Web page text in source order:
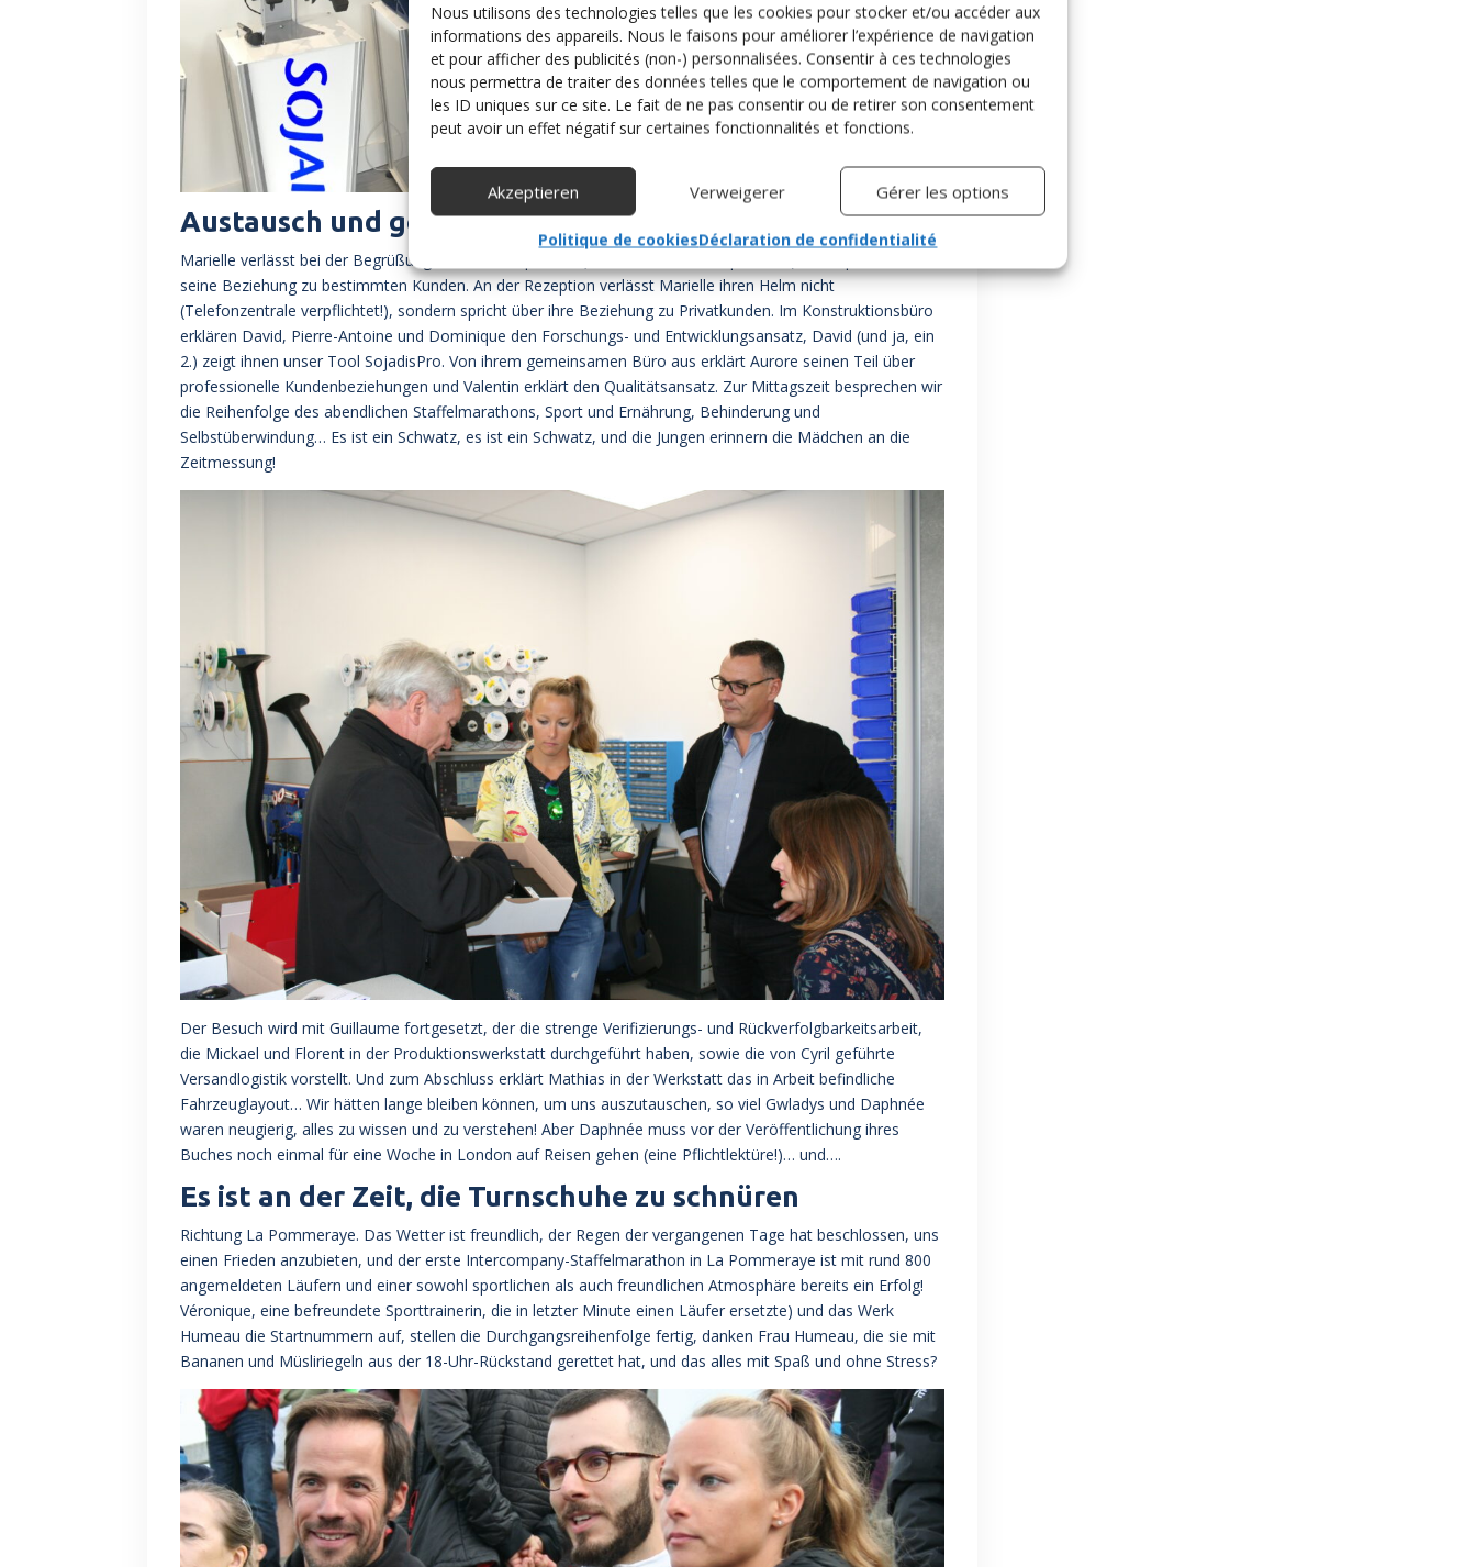
Nous utilisons des technologies telles que les cookies pour stocker et/ou accéder aux
informations des appareils. Nous le faisons pour améliorer l’expérience de navigation
et pour afficher des publicités (non-) personnalisées. Consentir à ces technologies
nous permettra de traiter des données telles que le comportement de navigation ou
les ID uniques sur ce site. Le fait de ne pas consentir ou de retirer son consentement
peut avoir un effet négatif sur certaines fonctionnalités et fonctions.
Akzeptieren Verweigerer Gérer les options
Politique de cookiesDéclaration de confidentialité
Austausch und gemeinsame Nutzung
Marielle verlässt bei der Begrüßung nicht ihre Kopfhörer (Telefonstandard verpflichtet!) Aber spricht über
seine Beziehung zu bestimmten Kunden. An der Rezeption verlässt Marielle ihren Helm nicht
(Telefonzentrale verpflichtet!), sondern spricht über ihre Beziehung zu Privatkunden. Im Konstruktionsbüro
erklären David, Pierre-Antoine und Dominique den Forschungs- und Entwicklungsansatz, David (und ja, ein
2.) zeigt ihnen unser Tool SojadisPro. Von ihrem gemeinsamen Büro aus erklärt Aurore seinen Teil über
professionelle Kundenbeziehungen und Valentin erklärt den Qualitätsansatz. Zur Mittagszeit besprechen wir
die Reihenfolge des abendlichen Staffelmarathons, Sport und Ernährung, Behinderung und
Selbstüberwindung… Es ist ein Schwatz, es ist ein Schwatz, und die Jungen erinnern die Mädchen an die
Zeitmessung!
Der Besuch wird mit Guillaume fortgesetzt, der die strenge Verifizierungs- und Rückverfolgbarkeitsarbeit,
die Mickael und Florent in der Produktionswerkstatt durchgeführt haben, sowie die von Cyril geführte
Versandlogistik vorstellt. Und zum Abschluss erklärt Mathias in der Werkstatt das in Arbeit befindliche
Fahrzeuglayout… Wir hätten lange bleiben können, um uns auszutauschen, so viel Gwladys und Daphnée
waren neugierig, alles zu wissen und zu verstehen! Aber Daphnée muss vor der Veröffentlichung ihres
Buches noch einmal für eine Woche in London auf Reisen gehen (eine Pflichtlektüre!)… und….
Es ist an der Zeit, die Turnschuhe zu schnüren
Richtung La Pommeraye. Das Wetter ist freundlich, der Regen der vergangenen Tage hat beschlossen, uns
einen Frieden anzubieten, und der erste Intercompany-Staffelmarathon in La Pommeraye ist mit rund 800
angemeldeten Läufern und einer sowohl sportlichen als auch freundlichen Atmosphäre bereits ein Erfolg!
Véronique, eine befreundete Sporttrainerin, die in letzter Minute einen Läufer ersetzte) und das Werk
Humeau die Startnummern auf, stellen die Durchgangsreihenfolge fertig, danken Frau Humeau, die sie mit
Bananen und Müsliriegeln aus der 18-Uhr-Rückstand gerettet hat, und das alles mit Spaß und ohne Stress?